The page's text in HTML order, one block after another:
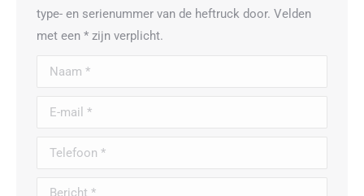
type- en serienummer van de heftruck door. Velden
met een * zijn verplicht.
Naam *
E-mail *
Telefoon *
Bericht *